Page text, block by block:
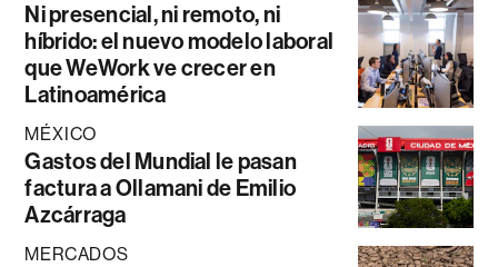
Ni presencial, ni remoto, ni
híbrido: el nuevo modelo laboral
que WeWork ve crecer en
Latinoamérica
MÉXICO
Gastos del Mundial le pasan
factura a Ollamani de Emilio
Azcárraga
MERCADOS